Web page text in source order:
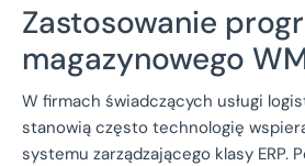
Zastosowanie
magazynowego
W firmach świadczących usługi
stanowią często technologię
systemu zarządzającego klasy ERP.